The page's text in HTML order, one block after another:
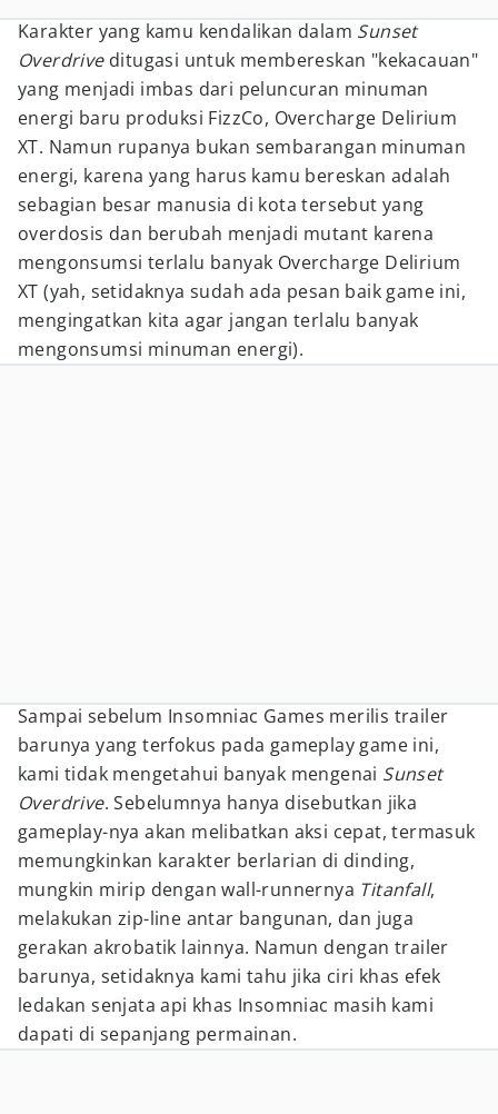
Karakter yang kamu kendalikan dalam Sunset
Overdrive ditugasi untuk membereskan "kekacauan"
yang menjadi imbas dari peluncuran minuman
energi baru produksi FizzCo, Overcharge Delirium
XT. Namun rupanya bukan sembarangan minuman
energi, karena yang harus kamu bereskan adalah
sebagian besar manusia di kota tersebut yang
overdosis dan berubah menjadi mutant karena
mengonsumsi terlalu banyak Overcharge Delirium
XT (yah, setidaknya sudah ada pesan baik game ini,
mengingatkan kita agar jangan terlalu banyak
mengonsumsi minuman energi).
Sampai sebelum Insomniac Games merilis trailer
barunya yang terfokus pada gameplay game ini,
kami tidak mengetahui banyak mengenai Sunset
Overdrive. Sebelumnya hanya disebutkan jika
gameplay-nya akan melibatkan aksi cepat, termasuk
memungkinkan karakter berlarian di dinding,
mungkin mirip dengan wall-runnernya Titanfall,
melakukan zip-line antar bangunan, dan juga
gerakan akrobatik lainnya. Namun dengan trailer
barunya, setidaknya kami tahu jika ciri khas efek
ledakan senjata api khas Insomniac masih kami
dapati di sepanjang permainan.